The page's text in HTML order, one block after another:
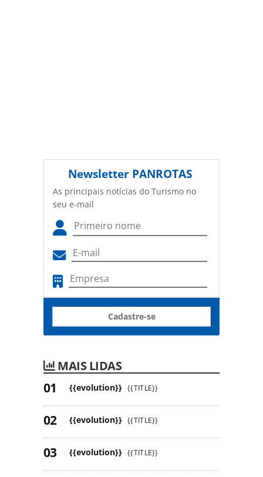
Newsletter PANROTAS
As principais notícias do Turismo no
seu e-mail
Cadastre-se
MAIS LIDAS
{{evolution}} {{TITLE}}
{{evolution}} {{TITLE}}
{{evolution}} {{TITLE}}